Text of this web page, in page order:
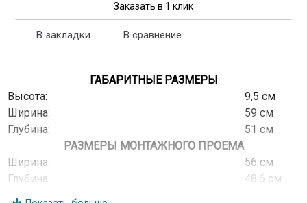
Заказать в 1 клик
В закладки В сравнение
ГАБАРИТНЫЕ РАЗМЕРЫ
Высота:
9,5 см
Ширина:
59 см
Глубина:
51 см
РАЗМЕРЫ МОНТАЖНОГО ПРОЕМА
Ширина:
56 см
Глубина:
48,6 см
МОЩНОСТЬ ГАЗОВЫХ ГОРЕЛОК СТОЛА